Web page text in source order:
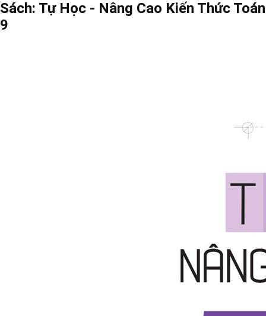
Sách: Tự Học - Nâng Cao Kiến Thức Toán
9